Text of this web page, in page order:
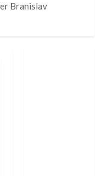
Branislav